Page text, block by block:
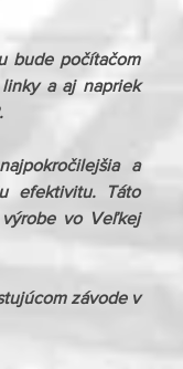
bude počítačom
a aj napriek
a
efektivitu. Táto
vo Veľkej
závode v